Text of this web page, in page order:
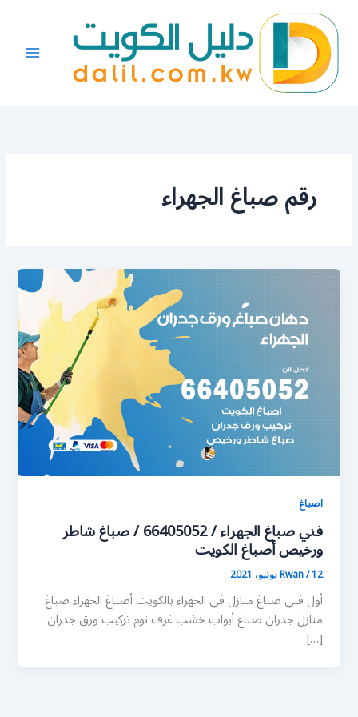
المحتوى
رقم صباغ الجهراء
اصباغ
فني صباغ الجهراء / 66405052 / صباغ شاطر
ورخيص أصباغ الكويت
Rwan/12 يونيو، 2021
أول فني صباغ منازل في الجهراء بالكويت أصباغ الجهراء صباغ
منازل جدران صباغ أبواب خشب غرف نوم تركيب ورق جدران
[…]